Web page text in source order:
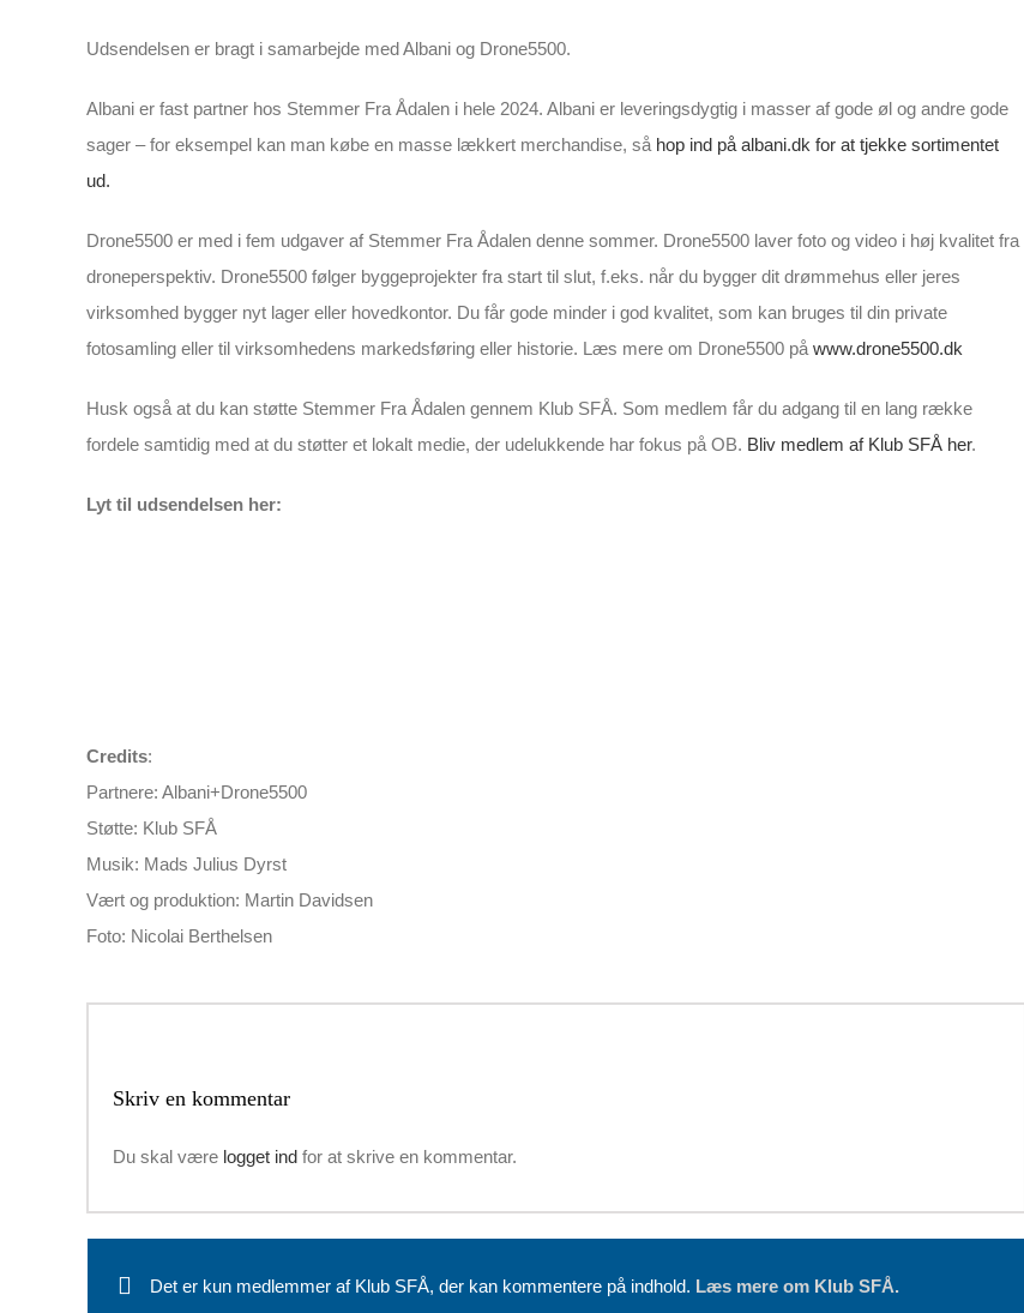
Udsendelsen er bragt i samarbejde med Albani og Drone5500.
Albani er fast partner hos Stemmer Fra Ådalen i hele 2024. Albani er leveringsdygtig i masser af gode øl og andre gode
sager – for eksempel kan man købe en masse lækkert merchandise, så hop ind på albani.dk for at tjekke sortimentet
ud.
Drone5500 er med i fem udgaver af Stemmer Fra Ådalen denne sommer. Drone5500 laver foto og video i høj kvalitet fra
droneperspektiv. Drone5500 følger byggeprojekter fra start til slut, f.eks. når du bygger dit drømmehus eller jeres
virksomhed bygger nyt lager eller hovedkontor. Du får gode minder i god kvalitet, som kan bruges til din private
fotosamling eller til virksomhedens markedsføring eller historie. Læs mere om Drone5500 på www.drone5500.dk
Husk også at du kan støtte Stemmer Fra Ådalen gennem Klub SFÅ. Som medlem får du adgang til en lang række
fordele samtidig med at du støtter et lokalt medie, der udelukkende har fokus på OB. Bliv medlem af Klub SFÅ her.
Lyt til udsendelsen her:
Credits:
Partnere: Albani+Drone5500
Støtte: Klub SFÅ
Musik: Mads Julius Dyrst
Vært og produktion: Martin Davidsen
Foto: Nicolai Berthelsen
Skriv en kommentar
Du skal være logget indfor at skrive en kommentar.
Det er kun medlemmer af Klub SFÅ, der kan kommentere på indhold. Læs mere om Klub SFÅ.